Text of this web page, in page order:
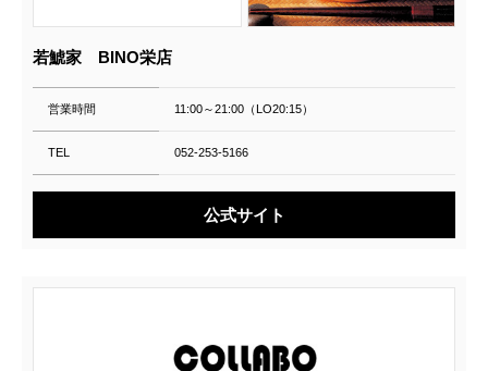
若鯱家 BINO栄店
営業時間 11:00～21:00（LO20:15）
TEL 052-253-5166
公式サイト